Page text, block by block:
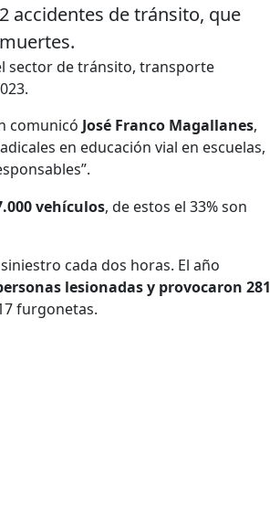
accidentes de tránsito, que
sector de tránsito, transporte
comunicó José Franco Magallanes,
en educación vial en escuelas,
vehículos, de estos el 33% son
cada dos horas. El año
lesionadas y provocaron 281
furgonetas.